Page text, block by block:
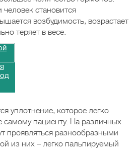
становится
возбудимость, возрастает
теряет в весе.
уплотнение, которое легко
пациенту. На различных
проявляться разнообразными
из них – легко пальпируемый